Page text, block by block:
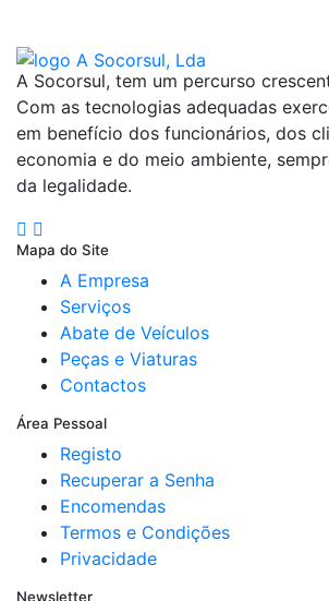
A Socorsul, tem um percurso
Com as tecnologias adequadas
em benefício dos funcionários, dos
economia e do meio ambiente,
da legalidade.
Mapa do Site
A Empresa
Serviços
Abate de Veículos
Peças e Viaturas
Contactos
Área Pessoal
Registo
Recuperar a Senha
Encomendas
Termos e Condições
Privacidade
Newsletter